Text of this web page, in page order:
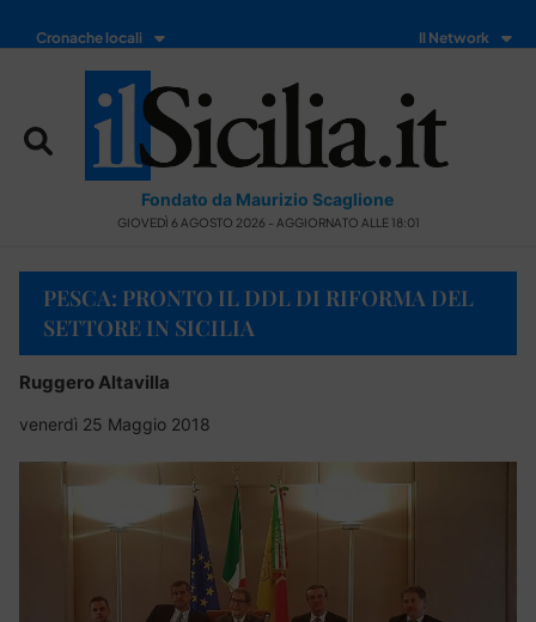
Cronache locali Il Network
Fondato da Maurizio Scaglione
GIOVEDÌ 6 AGOSTO 2026 - AGGIORNATO ALLE 18:01
PESCA: PRONTO IL DDL DI RIFORMA DEL
SETTORE IN SICILIA
Ruggero Altavilla
venerdì 25 Maggio 2018